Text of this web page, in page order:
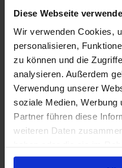
Diese Webseite
Wir verwenden Cookies,
personalisieren,
zu können und die
analysieren. Außerdem
Verwendung unserer
soziale Medien, Werbung
Partner führen diese
weiteren Daten
gesammelt haben.
de Seabourn Quest
Van / Naar
Seabourn Quest
All-inclusive
1 jun. 2028 28Nachten